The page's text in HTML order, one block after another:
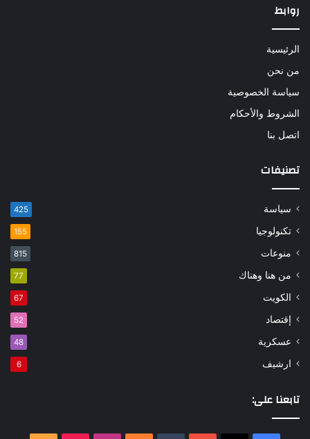
روابط
الرئيسية
من نحن
سياسة الخصوصية
الشروط والأحكام
اتصل بنا
تصنيفات
سياسة 425
تكنولوجيا 155
منوعات 815
من هنا وهناك 77
الكويت 67
إقتصاد 52
عسكرية 48
ارشيف 6
تابعنا على: